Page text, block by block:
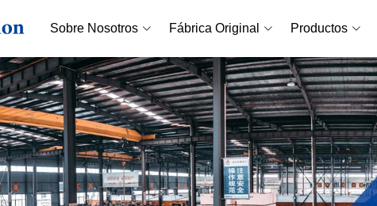
Sobre Nosotros Fábrica Original Productos